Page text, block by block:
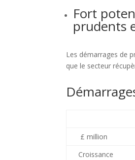
Fort
prudents
Les démarrages de
que le secteur
£ million
Croissance